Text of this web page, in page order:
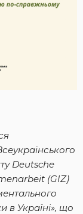
Deutsche
(GIZ)
в Україні», що